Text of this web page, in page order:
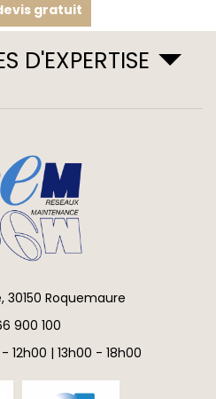
gratuit
D'EXPERTISE
30150 Roquemaure
900 100
12h00 | 13h00 - 18h00